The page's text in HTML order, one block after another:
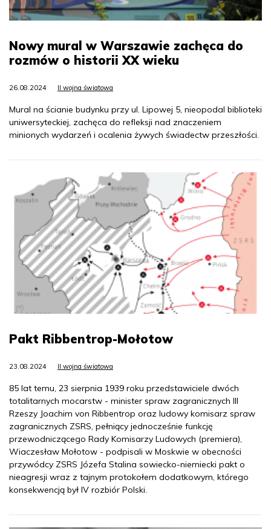
Nowy mural w Warszawie zachęca do
rozmów o historii XX wieku
26.08.2024 II wojna światowa
Mural na ścianie budynku przy ul. Lipowej 5, nieopodal biblioteki
uniwersyteckiej, zachęca do refleksji nad znaczeniem
minionych wydarzeń i ocalenia żywych świadectw przeszłości.
Pakt Ribbentrop-Mołotow
23.08.2024 II wojna światowa
85 lat temu, 23 sierpnia 1939 roku przedstawiciele dwóch
totalitarnych mocarstw - minister spraw zagranicznych III
Rzeszy Joachim von Ribbentrop oraz ludowy komisarz spraw
zagranicznych ZSRS, pełniący jednocześnie funkcję
przewodniczącego Rady Komisarzy Ludowych (premiera),
Wiaczesław Mołotow - podpisali w Moskwie w obecności
przywódcy ZSRS Józefa Stalina sowiecko-niemiecki pakt o
nieagresji wraz z tajnym protokołem dodatkowym, którego
konsekwencją był IV rozbiór Polski.